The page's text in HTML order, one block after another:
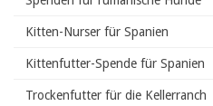
Kitten-Nurser für Spanien
Kittenfutter-Spende für Spanien
Trockenfutter für die Kellerranch